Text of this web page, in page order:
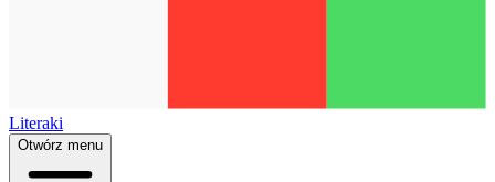
Literaki
Otwórz menu